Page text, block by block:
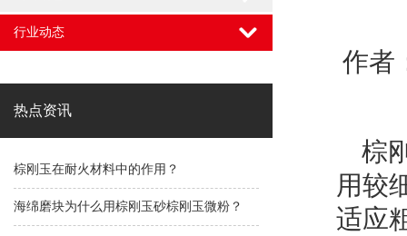
行业动态
热点资讯
棕刚玉在耐火材料中的作用？
海绵磨块为什么用棕刚玉砂棕刚玉微粉？
作者
棕
用较
适应